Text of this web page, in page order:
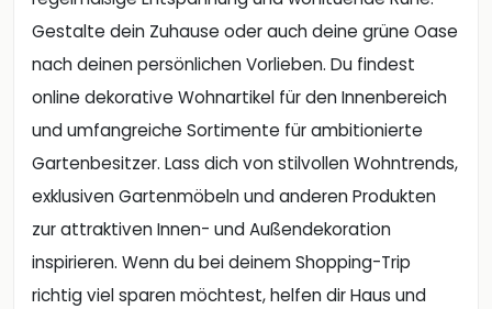
Gestalte dein Zuhause oder auch deine grüne Oase
nach deinen persönlichen Vorlieben. Du findest
online dekorative Wohnartikel für den Innenbereich
und umfangreiche Sortimente für ambitionierte
Gartenbesitzer. Lass dich von stilvollen Wohntrends,
exklusiven Gartenmöbeln und anderen Produkten
zur attraktiven Innen- und Außendekoration
inspirieren. Wenn du bei deinem Shopping-Trip
richtig viel sparen möchtest, helfen dir Haus und